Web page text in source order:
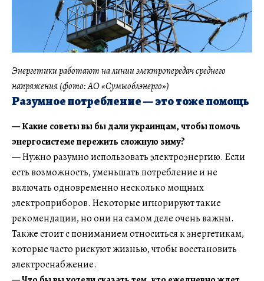
Энергетики работают на линии электропередач среднего
напряжения (фото: АО «Сумыоблэнерго»)
Разумное потребление — это тоже помощь
— Какие советы вы бы дали украинцам, чтобы помочь
энергосистеме пережить сложную зиму?
— Нужно разумно использовать электроэнергию. Если
есть возможность, уменьшать потребление и не
включать одновременно несколько мощных
электроприборов. Некоторые игнорируют такие
рекомендации, но они на самом деле очень важны.
Также стоит с пониманием относиться к энергетикам,
которые часто рискуют жизнью, чтобы восстановить
электроснабжение.